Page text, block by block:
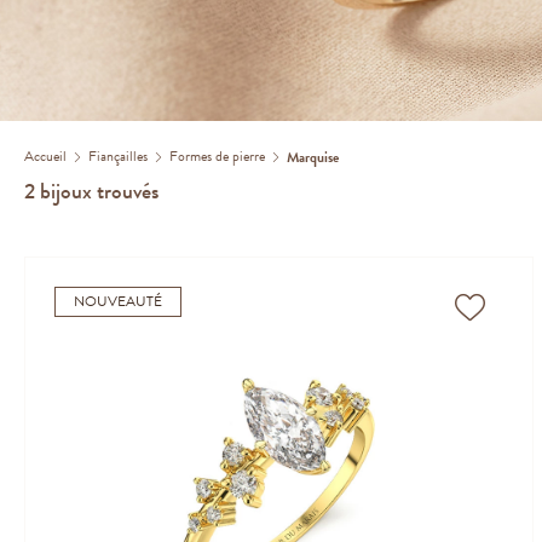
Accueil Fiançailles Formes de pierre Marquise
2bijoux trouvés
NOUVEAUTÉ